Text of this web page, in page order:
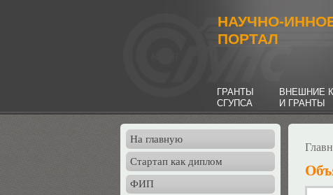
НАУЧНО-
ПОРТАЛ
ГРАНТЫ
СГУПСА
ВНЕШНИЕ
И ГРАНТЫ
На главную
Стартап как диплом
ФИП